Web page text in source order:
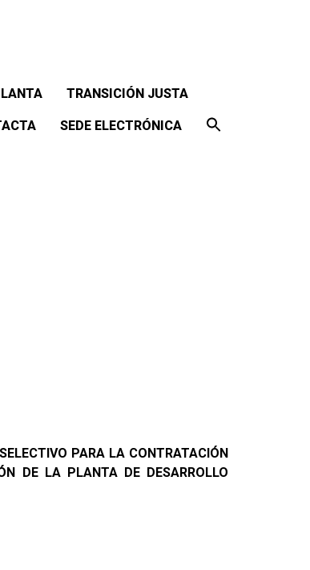
TRANSICIÓN JUSTA
SEDE ELECTRÓNICA
PARA LA CONTRATACIÓN
DE LA PLANTA DE DESARROLLO